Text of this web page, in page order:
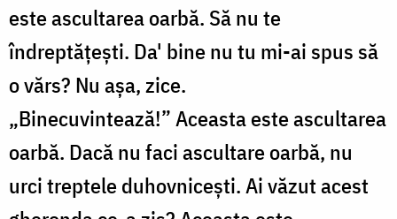
este ascultarea oarbă. Să nu te
îndreptățești. Da' bine nu tu mi-ai spus să
o vărs? Nu așa, zice.
„Binecuvintează!” Aceasta este ascultarea
oarbă. Dacă nu faci ascultare oarbă, nu
urci treptele duhovnicești. Ai văzut acest